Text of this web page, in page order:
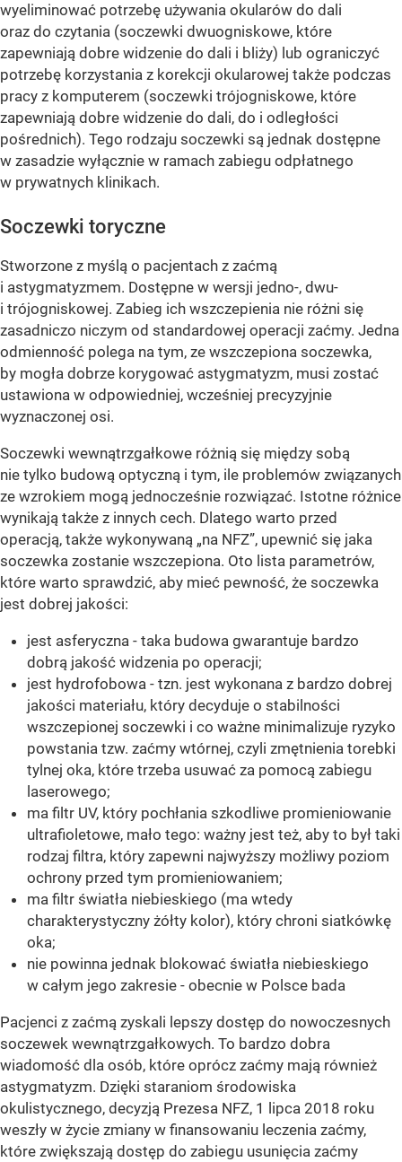
wyeliminować potrzebę używania okularów do dali
oraz do czytania (soczewki dwuogniskowe, które
zapewniają dobre widzenie do dali i bliży) lub ograniczyć
potrzebę korzystania z korekcji okularowej także podczas
pracy z komputerem (soczewki trójogniskowe, które
zapewniają dobre widzenie do dali, do i odległości
pośrednich). Tego rodzaju soczewki są jednak dostępne
w zasadzie wyłącznie w ramach zabiegu odpłatnego
w prywatnych klinikach.
Soczewki toryczne
Stworzone z myślą o pacjentach z zaćmą
i astygmatyzmem. Dostępne w wersji jedno-, dwu-
i trójogniskowej. Zabieg ich wszczepienia nie różni się
zasadniczo niczym od standardowej operacji zaćmy. Jedna
odmienność polega na tym, ze wszczepiona soczewka,
by mogła dobrze korygować astygmatyzm, musi zostać
ustawiona w odpowiedniej, wcześniej precyzyjnie
wyznaczonej osi.
Soczewki wewnątrzgałkowe różnią się między sobą
nie tylko budową optyczną i tym, ile problemów związanych
ze wzrokiem mogą jednocześnie rozwiązać. Istotne różnice
wynikają także z innych cech. Dlatego warto przed
operacją, także wykonywaną „na NFZ”, upewnić się jaka
soczewka zostanie wszczepiona. Oto lista parametrów,
które warto sprawdzić, aby mieć pewność, że soczewka
jest dobrej jakości:
jest asferyczna - taka budowa gwarantuje bardzo
dobrą jakość widzenia po operacji;
jest hydrofobowa - tzn. jest wykonana z bardzo dobrej
jakości materiału, który decyduje o stabilności
wszczepionej soczewki i co ważne minimalizuje ryzyko
powstania tzw. zaćmy wtórnej, czyli zmętnienia torebki
tylnej oka, które trzeba usuwać za pomocą zabiegu
laserowego;
ma filtr UV, który pochłania szkodliwe promieniowanie
ultrafioletowe, mało tego: ważny jest też, aby to był taki
rodzaj filtra, który zapewni najwyższy możliwy poziom
ochrony przed tym promieniowaniem;
ma filtr światła niebieskiego (ma wtedy
charakterystyczny żółty kolor), który chroni siatkówkę
oka;
nie powinna jednak blokować światła niebieskiego
w całym jego zakresie - obecnie w Polsce bada
Pacjenci z zaćmą zyskali lepszy dostęp do nowoczesnych
soczewek wewnątrzgałkowych. To bardzo dobra
wiadomość dla osób, które oprócz zaćmy mają również
astygmatyzm. Dzięki staraniom środowiska
okulistycznego, decyzją Prezesa NFZ, 1 lipca 2018 roku
weszły w życie zmiany w finansowaniu leczenia zaćmy,
które zwiększają dostęp do zabiegu usunięcia zaćmy